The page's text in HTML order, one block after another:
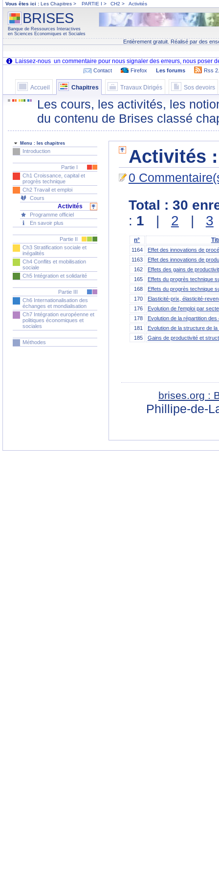
Vous êtes ici : Les Chapitres > PARTIE I > CH2 > Activités
BRISES
Banque de Ressources Interactives
en Sciences Economiques et Sociales
Entièrement gratuit. Réalisé par des
Contact Firefox Les forums Rss
Accueil Chapitres Travaux Dirigés Sos devoirs
Les cours, les activités, les
du contenu de Brises classé
Menu : les chapitres
Introduction
Partie I
Ch1 Croissance, capital et
progrès technique
Ch2 Travail et emploi
Cours
Activités
Programme officiel
En savoir plus
Partie II
Ch3 Stratification sociale et
inégalités
Ch4 Conflits et mobilisation
sociale
Ch5 Intégration et solidarité
Partie III
Ch6 Internationalisation des
échanges et mondialisation
Ch7 Intégration européenne et
politiques économiques et
sociales
Méthodes
Activités
0
Total : 30
: 1 | 2 | 3
n°
1164
Effet des innovations de
1163
Effet des innovations de
162
Effets des gains de
165
Effets du progrès technique
168
Effets du progrès technique
170
Elasticité-prix, élasticité-
176
Evolution de l'emploi par
178
Evolution de la répartition
181
Evolution de la structure de
185
Gains de productivité et
brises.org :
Phillipe-de-